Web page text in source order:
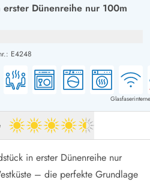
erster Dünenreihe nur 100m
E4248
4.5 von 5
in erster Dünenreihe nur
– die perfekte Grundlage